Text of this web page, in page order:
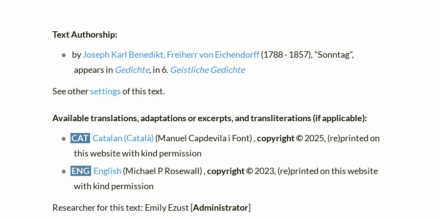
Text Authorship:
byJoseph Karl Benedikt, Freiherr von Eichendorff(1788 - 1857), "Sonntag",
appears in Gedichte, in 6. Geistliche Gedichte
See othersettingsof this text.
Available translations, adaptations or excerpts, and transliterations (if applicable):
CAT Catalan (Català) (Manuel Capdevila i Font) ,copyright ©2025, (re)printed on
this website with kind permission
ENG English (Michael P Rosewall) ,copyright ©2023, (re)printed on this website
with kind permission
Researcher for this text: Emily Ezust [Administrator]